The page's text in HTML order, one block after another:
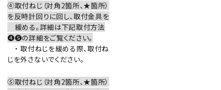
④取付ねじ（対角2箇所、★箇所）
を反時計回りに回し、取付金具を
緩める。詳細は下記取付方法
❹❺の詳細をご覧ください。
・ 取付ねじを緩める際、取付ね
じを外さないでください。
⑤取付ねじ（対角2箇所、★箇所）